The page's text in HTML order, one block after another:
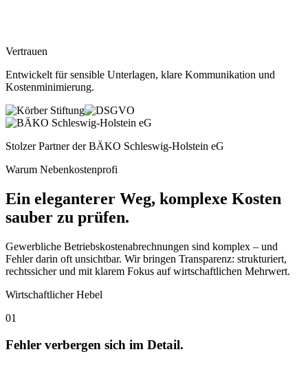
Vertrauen
Entwickelt für sensible Unterlagen, klare Kommunikation und
Kostenminimierung.
Stolzer Partner der BÄKO Schleswig-Holstein eG
Warum Nebenkostenprofi
Ein eleganterer Weg, komplexe Kosten
sauber zu prüfen.
Gewerbliche Betriebskostenabrechnungen sind komplex – und
Fehler darin oft unsichtbar. Wir bringen Transparenz: strukturiert,
rechtssicher und mit klarem Fokus auf wirtschaftlichen Mehrwert.
Wirtschaftlicher Hebel
01
Fehler verbergen sich im Detail.